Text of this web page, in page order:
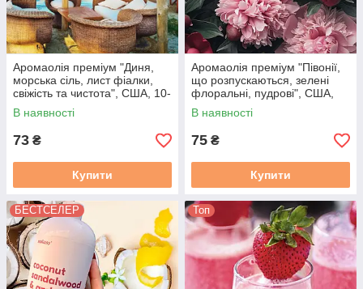
Аромаолія преміум "Диня,
морська сіль, лист фіалки,
свіжість та чистота", США, 10-
100 г, "Beach Cabana",
Flaming candle
В наявності
73 ₴
Купити
Аромаолія преміум "Півонії,
що розпускаються, зелені
флоральні, пудрові", США,
10-100 г, "Peony", Flaming
candle
В наявності
75 ₴
Купити
БЕСТСЕЛЕР Топ